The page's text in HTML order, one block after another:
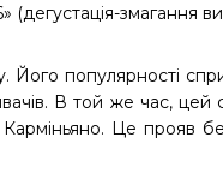
змагання
Його популярності
В той же час,
Карміньяно. Це прояв